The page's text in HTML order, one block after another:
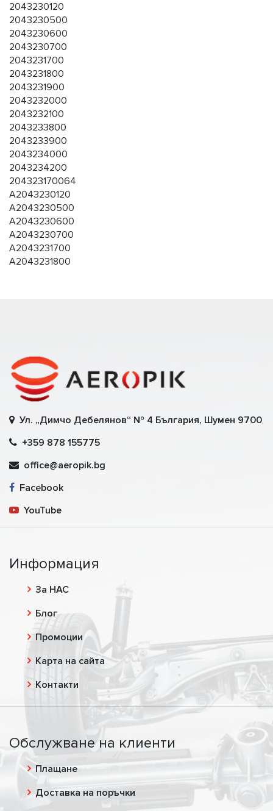
2043230120
2043230500
2043230600
2043230700
2043231700
2043231800
2043231900
2043232000
2043232100
2043233800
2043233900
2043234000
2043234200
204323170064
A2043230120
A2043230500
A2043230600
A2043230700
A2043231700
A2043231800
Ул. „Димчо Дебелянов“ № 4 България, Шумен 9700
+359 878 155775
office@aeropik.bg
Facebook
YouTube
Информация
За НАС
Блог
Промоции
Карта на сайта
Контакти
Обслужване на клиенти
Плащане
Доставка на поръчки